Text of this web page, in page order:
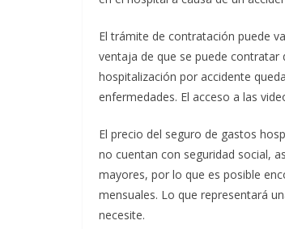
El trámite de contratación puede
ventaja de que se puede contratar
hospitalización por accidente
enfermedades. El acceso a las
El precio del seguro de gastos
no cuentan con seguridad social,
mayores, por lo que es posible
mensuales. Lo que representará
necesite.